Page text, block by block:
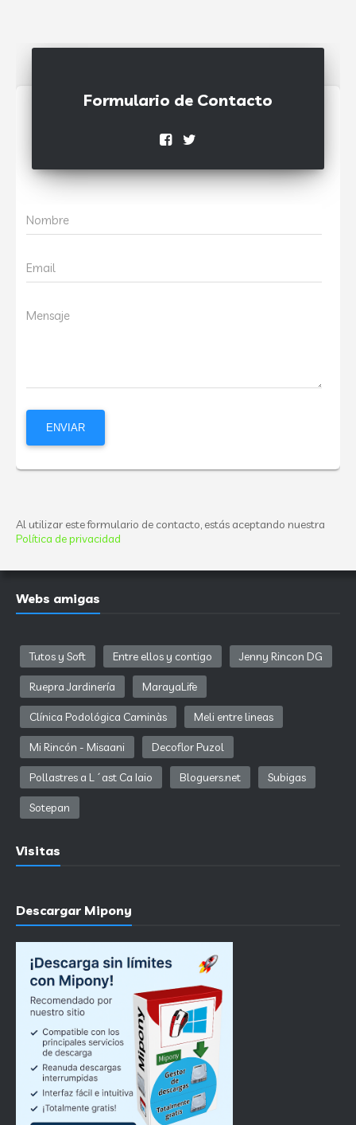
Formulario de Contacto
Nombre
Email
Mensaje
Al utilizar este formulario de contacto, estás aceptando nuestra
Política de privacidad
Webs amigas
Tutos y Soft Entre ellos y contigo Jenny Rincon DG
Ruepra Jardinería MarayaLife
Clínica Podológica Caminàs Meli entre lineas
Mi Rincón - Misaani Decoflor Puzol
Pollastres a L´ast Ca Iaio Bloguers.net Subigas
Sotepan
Visitas
Descargar Mipony